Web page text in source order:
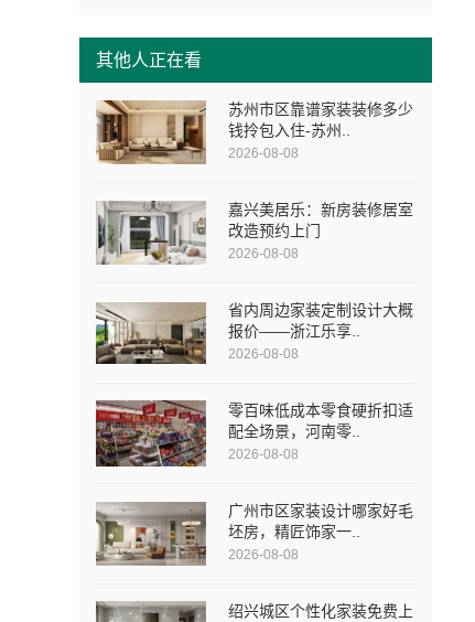
其他人正在看
苏州市区靠谱家装装修多少
钱拎包入住-苏州..
2026-08-08
嘉兴美居乐：新房装修居室
改造预约上门
2026-08-08
省内周边家装定制设计大概
报价——浙江乐享..
2026-08-08
零百味低成本零食硬折扣适
配全场景，河南零..
2026-08-08
广州市区家装设计哪家好毛
坯房，精匠饰家一..
2026-08-08
绍兴城区个性化家装免费上